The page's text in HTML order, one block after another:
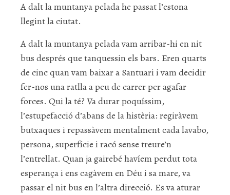
A dalt la muntanya pelada he passat l’estona
llegint la ciutat.
A dalt la muntanya pelada vam arribar-hi en nit
bus després que tanquessin els bars. Eren quarts
de cinc quan vam baixar a Santuari i vam decidir
fer-nos una ratlla a peu de carrer per agafar
forces. Qui la té? Va durar poquíssim,
l’estupefacció d’abans de la histèria: regiràvem
butxaques i repassàvem mentalment cada lavabo,
persona, superfície i racó sense treure’n
l’entrellat. Quan ja gairebé havíem perdut tota
esperança i ens cagàvem en Déu i sa mare, va
passar el nit bus en l’altra direcció. Es va aturar